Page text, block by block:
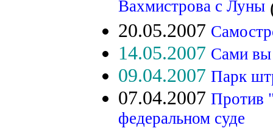
Вахмистрова с Луны
20.05.2007
14.05.2007 Сами вы
09.04.2007 Парк
07.04.2007 Против
федеральном суде